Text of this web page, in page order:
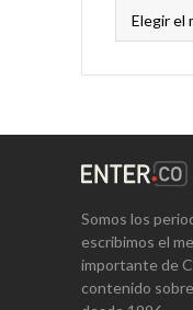
Somos los
escribimos el
importante de
contenido